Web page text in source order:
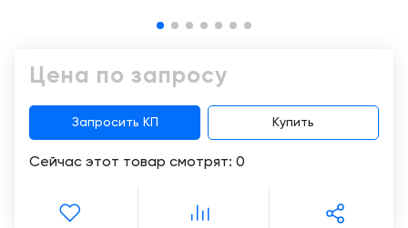
оплата
Карьера
Отзывы
Цена по запросу
Запросить КП Купить
Сейчас этот товар смотрят: 0